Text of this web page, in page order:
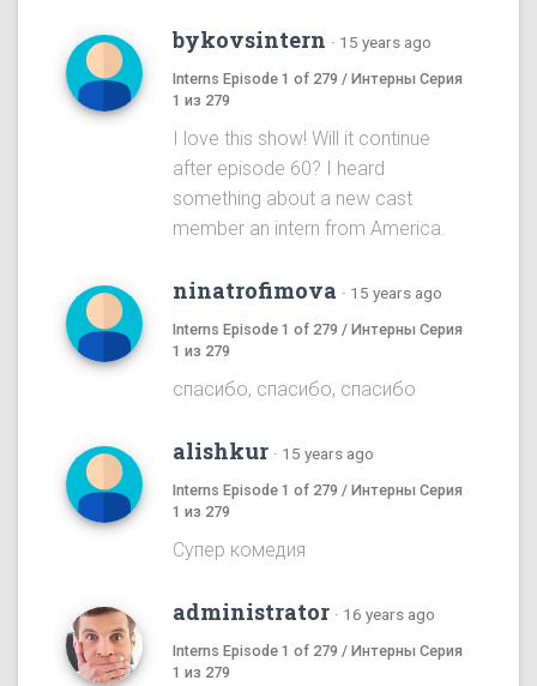
bykovsintern · 15 years ago
Interns Episode 1 of 279 / Интерны Серия
1 из 279
I love this show! Will it continue
after episode 60? I heard
something about a new cast
member an intern from America.
ninatrofimova · 15 years ago
Interns Episode 1 of 279 / Интерны Серия
1 из 279
спасибо, спасибо, спасибо
alishkur · 15 years ago
Interns Episode 1 of 279 / Интерны Серия
1 из 279
Супер комедия
administrator · 16 years ago
Interns Episode 1 of 279 / Интерны Серия
1 из 279